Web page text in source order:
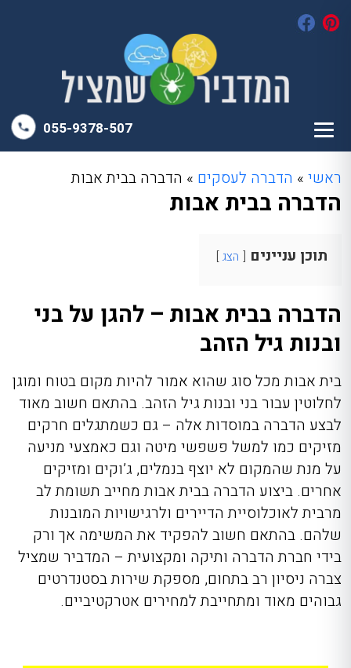
055-9378-507
ראשי » הדברה לעסקים » הדברה בבית אבות
הדברה בבית אבות
תוכן עניינים הצג
הדברה בבית אבות – להגן על בני
ובנות גיל הזהב
בית אבות מכל סוג שהוא אמור להיות מקום בטוח ומוגן
לחלוטין עבור בני ובנות גיל הזהב. בהתאם חשוב מאוד
לבצע הדברה במוסדות אלה – גם כשמתגלים חרקים
מזיקים כמו למשל פשפשי מיטה וגם כאמצעי מניעה
על מנת שהמקום לא יוצף בנמלים, ג’וקים ומזיקים
אחרים. ביצוע הדברה בבית אבות מחייב תשומת לב
מרבית לאוכלוסיית הדיירים ולרגישויות המובנות
שלהם. בהתאם חשוב להפקיד את המשימה אך ורק
בידי חברת הדברה ותיקה ומקצועית – המדביר שמציל
צברה ניסיון רב בתחום, מספקת שירות בסטנדרטים
גבוהים מאוד ומתחייבת למחירים אטרקטיביים.